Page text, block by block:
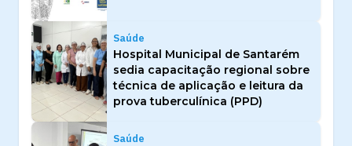
Saúde
Hospital Municipal de Santarém
sedia capacitação regional sobre
técnica de aplicação e leitura da
prova tuberculínica (PPD)
Saúde